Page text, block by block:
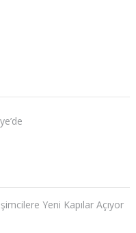
Yeni Kapılar Açıyor